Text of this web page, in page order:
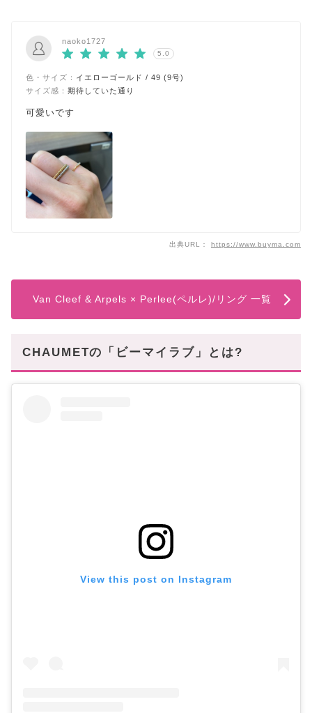
naoko1727
5.0
色・サイズ： イエローゴールド / 49 (9号)
サイズ感： 期待していた通り
可愛いです
出典URL： https://www.buyma.com
Van Cleef & Arpels × Perlee(ペルレ)/リング 一覧
CHAUMETの「ビーマイラブ」とは?
View this post on Instagram